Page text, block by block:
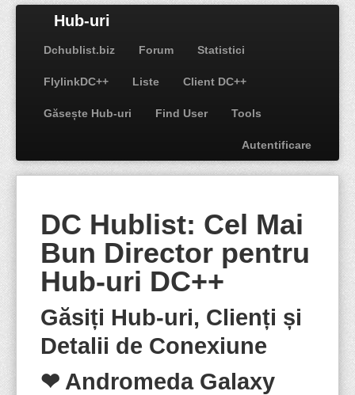
Hub-uri
Dchublist.biz Forum Statistici
FlylinkDC++ Liste Client DC++
Găsește Hub-uri Find User Tools
Autentificare
DC Hublist: Cel Mai
Bun Director pentru
Hub-uri DC++
Găsiți Hub-uri, Clienți și
Detalii de Conexiune
❤ Andromeda Galaxy